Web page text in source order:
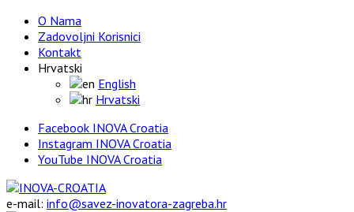
O Nama
Zadovoljni Korisnici
Kontakt
Hrvatski
English
Hrvatski
Facebook INOVA Croatia
Instagram INOVA Croatia
YouTube INOVA Croatia
e-mail: info@savez-inovatora-zagreba.hr